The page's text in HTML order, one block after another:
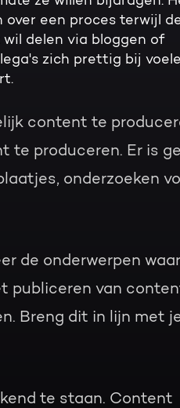
over een proces terwijl
delen via bloggen of
zich prettig bij
content te
te produceren. Er is
onderzoeken
de onderwerpen
publiceren van
Breng dit in lijn met
te staan. Content